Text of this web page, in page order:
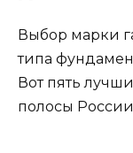
Выбор марки
типа
Вот пять
полосы